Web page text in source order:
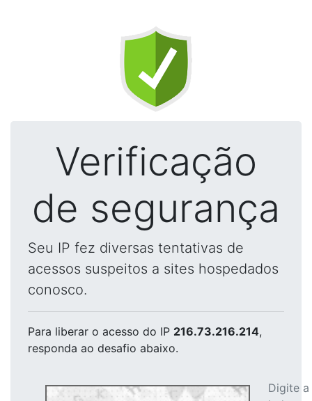
Verificação
de segurança
Seu IP fez diversas tentativas de
acessos suspeitos a sites hospedados
conosco.
Para liberar o acesso do IP 216.73.216.214,
responda ao desafio abaixo.
Digite